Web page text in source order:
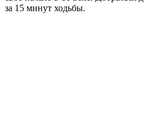
за 15 минут ходьбы.